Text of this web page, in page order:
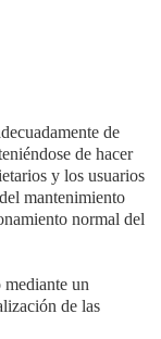
de
de hacer
y los usuarios
mantenimiento
normal del
mediante un
de las